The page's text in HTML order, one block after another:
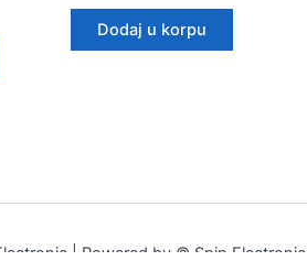
Dodaj u korpu
| Powered by © Spin Electronic